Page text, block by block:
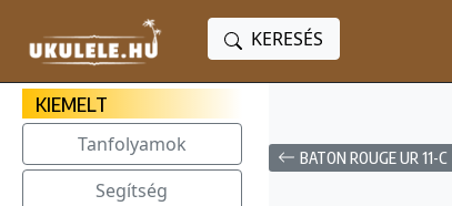
KERESÉS
KIEMELT
Tanfolyamok
Segítség
BATON ROUGE UR 11-C